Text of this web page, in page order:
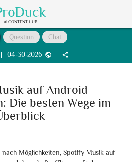
AI CONTENT HUB
Question Chat
| 04-30-2026 public share
auf Android
Die besten Wege im
Möglichkeiten, Spotify Musik auf